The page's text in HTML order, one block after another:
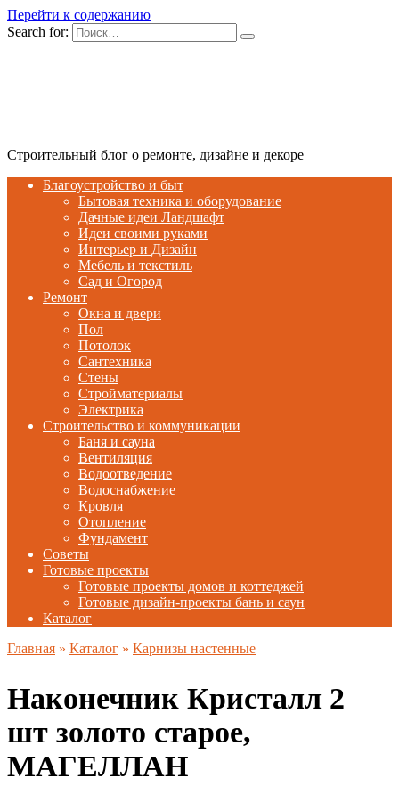
Перейти к содержанию
Search for:
Строительный блог о ремонте, дизайне и декоре
Благоустройство и быт
Бытовая техника и оборудование
Дачные идеи Ландшафт
Идеи своими руками
Интерьер и Дизайн
Мебель и текстиль
Сад и Огород
Ремонт
Окна и двери
Пол
Потолок
Сантехника
Стены
Стройматериалы
Электрика
Строительство и коммуникации
Баня и сауна
Вентиляция
Водоотведение
Водоснабжение
Кровля
Отопление
Фундамент
Советы
Готовые проекты
Готовые проекты домов и коттеджей
Готовые дизайн-проекты бань и саун
Каталог
Главная » Каталог » Карнизы настенные
Наконечник Кристалл 2
шт золото старое,
МАГЕЛЛАН